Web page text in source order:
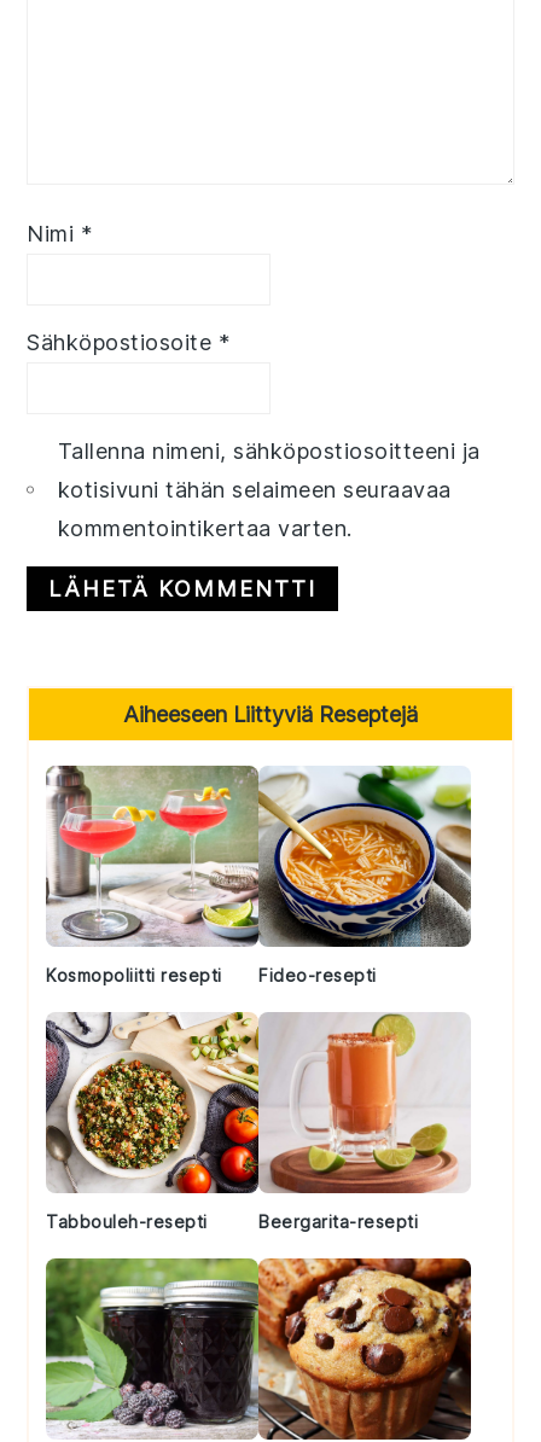
Nimi *
Sähköpostiosoite *
Tallenna nimeni, sähköpostiosoitteeni ja
kotisivuni tähän selaimeen seuraavaa
kommentointikertaa varten.
Primary
Sidebar
Aiheeseen Liittyviä Reseptejä
Kosmopoliitti resepti Fideo-resepti
Tabbouleh-resepti Beergarita-resepti